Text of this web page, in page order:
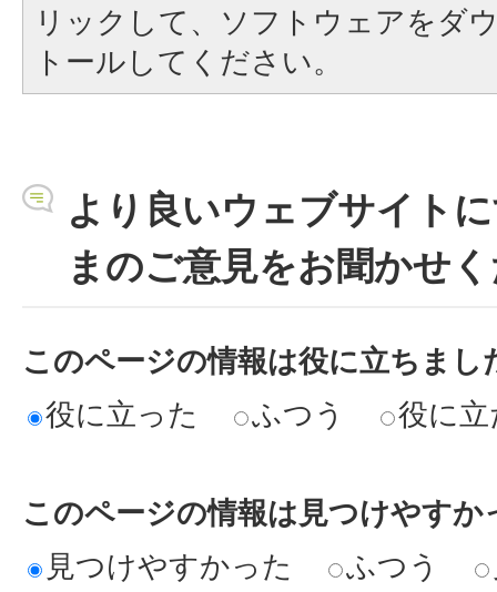
リックして、ソフトウェアをダ
トールしてください。
より良いウェブサイト
まのご意見をお聞かせ
このページの情報は役に立ちまし
役に立った
ふつう 役に
このページの情報は見つけやすか
見つけやすかった
ふつう